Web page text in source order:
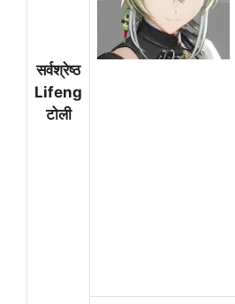
सर्वश्रेष्ठ
Lifeng
टोली